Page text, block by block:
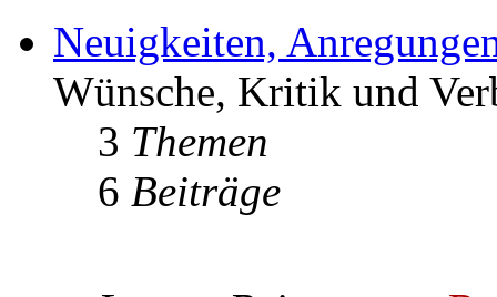
Neuigkeiten,
Wünsche, Kritik und
3 Themen
6 Beiträge